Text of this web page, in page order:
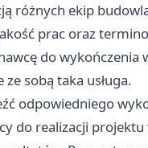
różnych ekip
prac oraz
do
sobą taka usługa.
odpowiedniego
do realizacji